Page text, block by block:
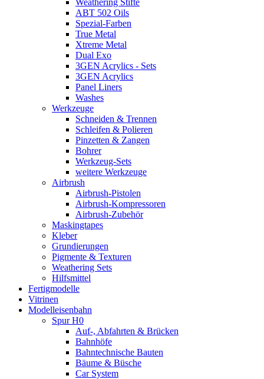
Weathering Stifte
ABT 502 Oils
Spezial-Farben
True Metal
Xtreme Metal
Dual Exo
3GEN Acrylics - Sets
3GEN Acrylics
Panel Liners
Washes
Werkzeuge
Schneiden & Trennen
Schleifen & Polieren
Pinzetten & Zangen
Bohrer
Werkzeug-Sets
weitere Werkzeuge
Airbrush
Airbrush-Pistolen
Airbrush-Kompressoren
Airbrush-Zubehör
Maskingtapes
Kleber
Grundierungen
Pigmente & Texturen
Weathering Sets
Hilfsmittel
Fertigmodelle
Vitrinen
Modelleisenbahn
Spur H0
Auf-, Abfahrten & Brücken
Bahnhöfe
Bahntechnische Bauten
Bäume & Büsche
Car System